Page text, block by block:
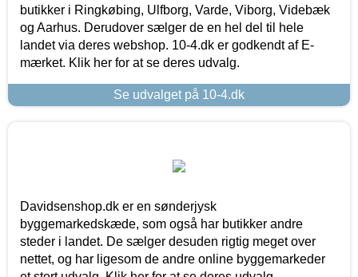
butikker i Ringkøbing, Ulfborg, Varde, Viborg, Videbæk
og Aarhus. Derudover sælger de en hel del til hele
landet via deres webshop. 10-4.dk er godkendt af E-
mærket. Klik her for at se deres udvalg.
Se udvalget på 10-4.dk
Davidsenshop.dk er en sønderjysk
byggemarkedskæde, som også har butikker andre
steder i landet. De sælger desuden rigtig meget over
nettet, og har ligesom de andre online byggemarkeder